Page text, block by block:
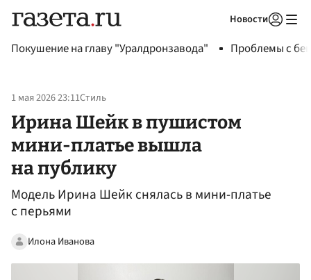
Новости
Покушение на главу "Уралдронзавода" Проблемы с
1 мая 2026 23:11Стиль
Ирина Шейк в пушистом
мини-платье вышла
на публику
Модель Ирина Шейк снялась в мини-платье
с перьями
Илона Иванова